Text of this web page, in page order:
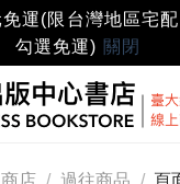
運(限台灣地區宅
勾選免運) 關閉
商店 / 過往商品 / 頁